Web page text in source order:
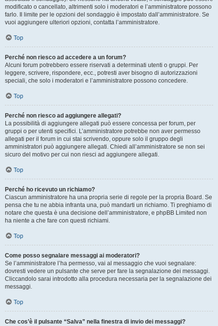
modificato o cancellato, altrimenti solo i moderatori e l’amministratore possono
farlo. Il limite per le opzioni del sondaggio è impostato dall’amministratore. Se
vuoi aggiungere ulteriori opzioni, contatta l’amministratore.
Top
Perché non riesco ad accedere a un forum?
Alcuni forum potrebbero essere riservati a determinati utenti o gruppi. Per
leggere, scrivere, rispondere, ecc., potresti aver bisogno di autorizzazioni
speciali, che solo i moderatori e l’amministratore possono concedere.
Top
Perché non riesco ad aggiungere allegati?
La possibilità di aggiungere allegati può essere concessa per forum, per
gruppi o per utenti specifici. L’amministratore potrebbe non aver permesso
allegati per il forum in cui stai scrivendo, oppure solo il gruppo degli
amministratori può aggiungere allegati. Chiedi all’amministratore se non sei
sicuro del motivo per cui non riesci ad aggiungere allegati.
Top
Perché ho ricevuto un richiamo?
Ciascun amministratore ha una propria serie di regole per la propria Board. Se
pensa che tu ne abbia infranta una, può mandarti un richiamo. Ti preghiamo di
notare che questa è una decisione dell’amministratore, e phpBB Limited non
ha niente a che fare con questi richiami.
Top
Come posso segnalare messaggi ai moderatori?
Se l’amministratore l’ha permesso, vai al messaggio che vuoi segnalare:
dovresti vedere un pulsante che serve per fare la segnalazione dei messaggi.
Cliccandolo sarai introdotto alla procedura necessaria per la segnalazione dei
messaggi.
Top
Che cos’è il pulsante “Salva” nella finestra di invio dei messaggi?